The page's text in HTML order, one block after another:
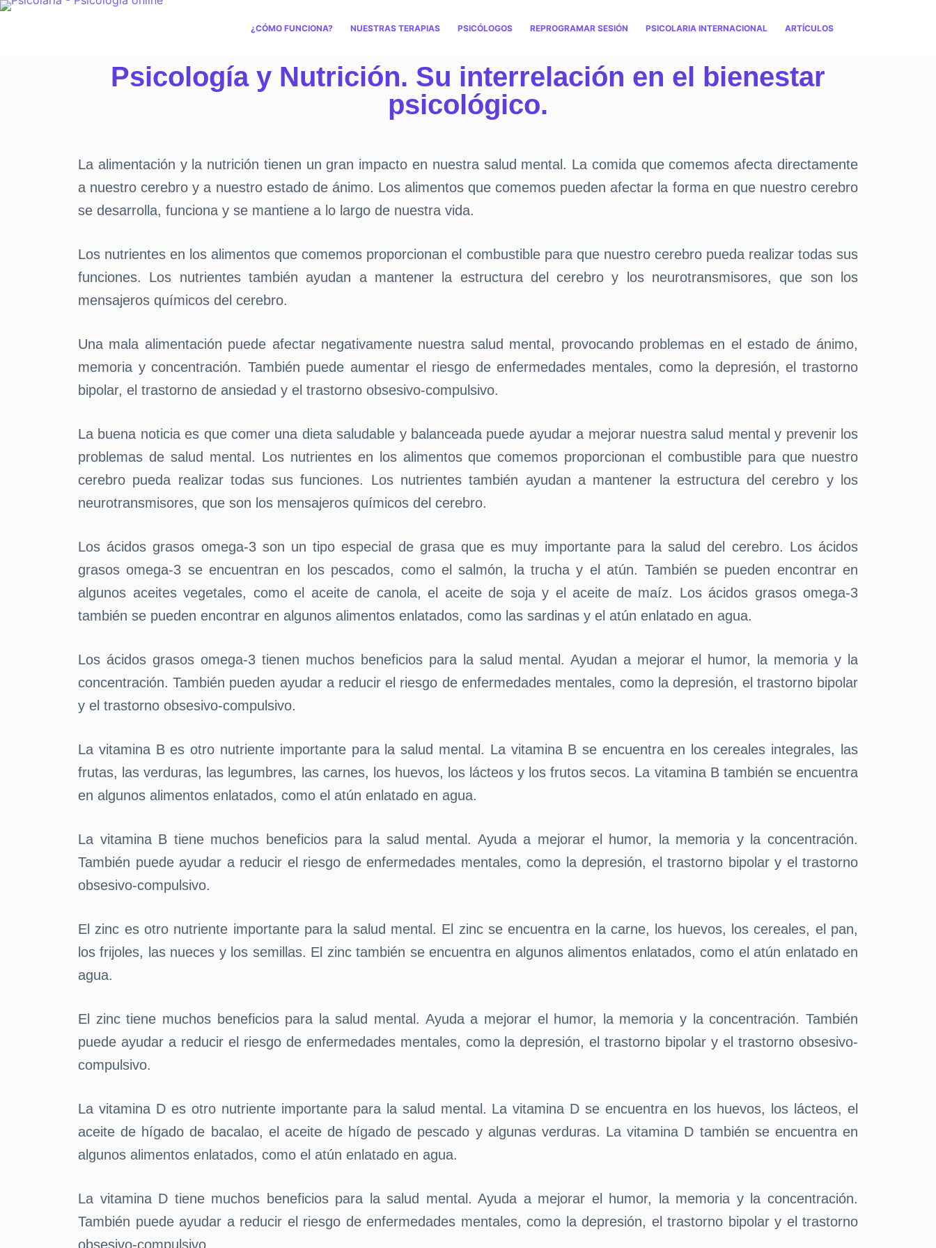
¿CÓMO FUNCIONA? NUESTRAS TERAPIAS PSICÓLOGOS REPROGRAMAR SESIÓN PSICOLARIA INTERNACIONAL ARTÍCULOS
Psicología y Nutrición. Su interrelación en el bienestar
psicológico.
La alimentación y la nutrición tienen un gran impacto en nuestra salud mental. La comida que comemos afecta directamente
a nuestro cerebro y a nuestro estado de ánimo. Los alimentos que comemos pueden afectar la forma en que nuestro cerebro
se desarrolla, funciona y se mantiene a lo largo de nuestra vida.
Los nutrientes en los alimentos que comemos proporcionan el combustible para que nuestro cerebro pueda realizar todas sus
funciones. Los nutrientes también ayudan a mantener la estructura del cerebro y los neurotransmisores, que son los
mensajeros químicos del cerebro.
Una mala alimentación puede afectar negativamente nuestra salud mental, provocando problemas en el estado de ánimo,
memoria y concentración. También puede aumentar el riesgo de enfermedades mentales, como la depresión, el trastorno
bipolar, el trastorno de ansiedad y el trastorno obsesivo-compulsivo.
La buena noticia es que comer una dieta saludable y balanceada puede ayudar a mejorar nuestra salud mental y prevenir los
problemas de salud mental. Los nutrientes en los alimentos que comemos proporcionan el combustible para que nuestro
cerebro pueda realizar todas sus funciones. Los nutrientes también ayudan a mantener la estructura del cerebro y los
neurotransmisores, que son los mensajeros químicos del cerebro.
Los ácidos grasos omega-3 son un tipo especial de grasa que es muy importante para la salud del cerebro. Los ácidos
grasos omega-3 se encuentran en los pescados, como el salmón, la trucha y el atún. También se pueden encontrar en
algunos aceites vegetales, como el aceite de canola, el aceite de soja y el aceite de maíz. Los ácidos grasos omega-3
también se pueden encontrar en algunos alimentos enlatados, como las sardinas y el atún enlatado en agua.
Los ácidos grasos omega-3 tienen muchos beneficios para la salud mental. Ayudan a mejorar el humor, la memoria y la
concentración. También pueden ayudar a reducir el riesgo de enfermedades mentales, como la depresión, el trastorno bipolar
y el trastorno obsesivo-compulsivo.
La vitamina B es otro nutriente importante para la salud mental. La vitamina B se encuentra en los cereales integrales, las
frutas, las verduras, las legumbres, las carnes, los huevos, los lácteos y los frutos secos. La vitamina B también se encuentra
en algunos alimentos enlatados, como el atún enlatado en agua.
La vitamina B tiene muchos beneficios para la salud mental. Ayuda a mejorar el humor, la memoria y la concentración.
También puede ayudar a reducir el riesgo de enfermedades mentales, como la depresión, el trastorno bipolar y el trastorno
obsesivo-compulsivo.
El zinc es otro nutriente importante para la salud mental. El zinc se encuentra en la carne, los huevos, los cereales, el pan,
los frijoles, las nueces y los semillas. El zinc también se encuentra en algunos alimentos enlatados, como el atún enlatado en
agua.
El zinc tiene muchos beneficios para la salud mental. Ayuda a mejorar el humor, la memoria y la concentración. También
puede ayudar a reducir el riesgo de enfermedades mentales, como la depresión, el trastorno bipolar y el trastorno obsesivo-
compulsivo.
La vitamina D es otro nutriente importante para la salud mental. La vitamina D se encuentra en los huevos, los lácteos, el
aceite de hígado de bacalao, el aceite de hígado de pescado y algunas verduras. La vitamina D también se encuentra en
algunos alimentos enlatados, como el atún enlatado en agua.
La vitamina D tiene muchos beneficios para la salud mental. Ayuda a mejorar el humor, la memoria y la concentración.
También puede ayudar a reducir el riesgo de enfermedades mentales, como la depresión, el trastorno bipolar y el trastorno
obsesivo-compulsivo.